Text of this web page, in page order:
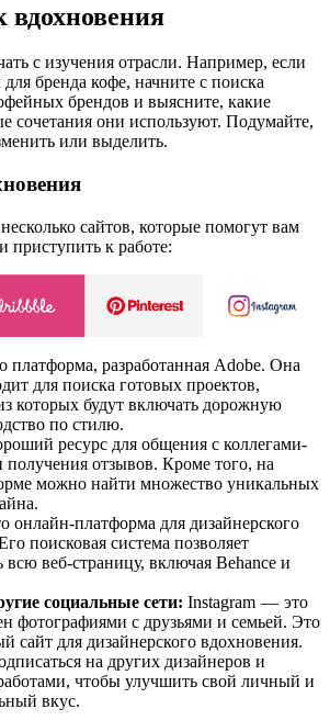
с изучения отрасли. Например, если
бренда кофе, начните с поиска
брендов и выясните, какие
сочетания они используют. Подумайте,
или выделить.
сайтов, которые помогут вам
приступить к работе:
платформа, разработанная Adobe. Она
для поиска готовых проектов,
которых будут включать дорожную
по стилю.
ресурс для общения с коллегами-
получения отзывов. Кроме того, на
можно найти множество уникальных
онлайн-платформа для дизайнерского
поисковая система позволяет
всю веб-страницу, включая Behance и
социальные сети: Instagram — это
фотографиями с друзьями и семьей. Это
сайт для дизайнерского вдохновения.
на других дизайнеров и
чтобы улучшить свой личный и
вкус.